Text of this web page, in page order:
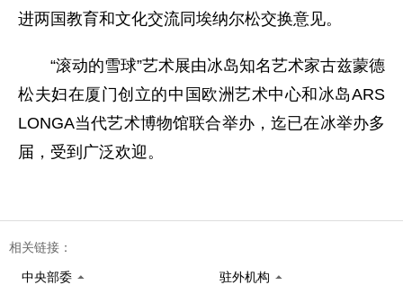
进两国教育和文化交流同埃纳尔松交换意见。
“滚动的雪球”艺术展由冰岛知名艺术家古兹蒙德
松夫妇在厦门创立的中国欧洲艺术中心和冰岛ARS
LONGA当代艺术博物馆联合举办，迄已在冰举办多
届，受到广泛欢迎。
相关链接：
中央部委 驻外机构